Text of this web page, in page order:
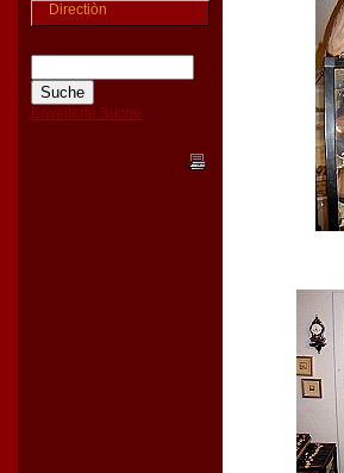
Directiòn
Erweiterte Suche